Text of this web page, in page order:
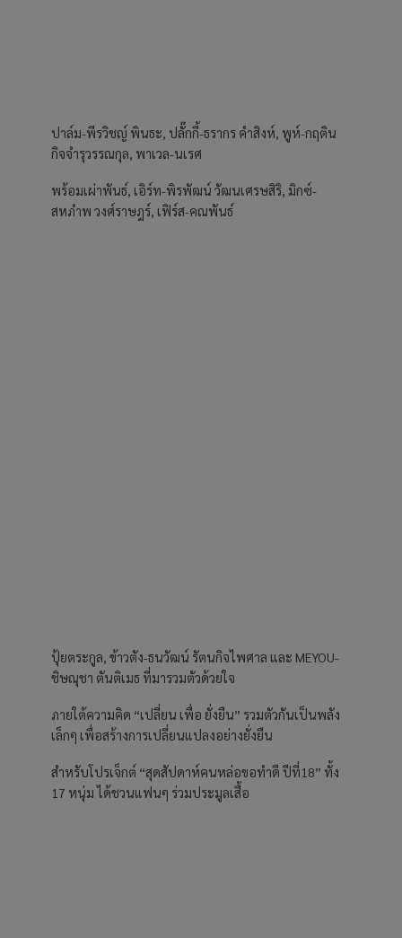
ปาล์ม-พีรวิชญ์ พินธะ, ปลั๊กกี้-ธรากร คำสิงห์, พูห์-กฤติน
กิจจำรุวรรณกุล, พาเวล-นเรศ
พร้อมเผ่าพันธ์, เอิร์ท-พิรพัฒน์ วัฒนเศรษสิริ, มิกซ์-
สหภำพ วงศ์ราษฎร์, เฟิร์ส-คณพันธ์
ปุ้ยตระกูล, ข้าวตัง-ธนวัฒน์ รัตนกิจไพศาล และ MEYOU-
ชิษณุชา ตันติเมธ ที่มารวมตัวด้วยใจ
ภายใต้ความคิด “เปลี่ยน เพื่อ ยั่งยืน” รวมตัวกันเป็นพลัง
เล็กๆ เพื่อสร้างการเปลี่ยนแปลงอย่างยั่งยืน
สำหรับโปรเจ็กต์ “สุดสัปดาห์คนหล่อขอทำดี ปีที่18” ทั้ง
17 หนุ่ม ได้ชวนแฟนๆ ร่วมประมูลเสื้อ